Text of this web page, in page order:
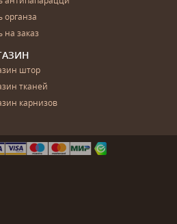
органза
на заказ
штор
тканей
карнизов